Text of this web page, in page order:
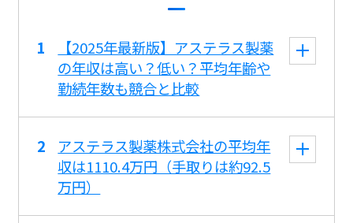
【2025年最新版】アステラス製薬
の年収は高い？低い？平均年齢や
勤続年数も競合と比較
アステラス製薬株式会社の平均年
収は1110.4万円（手取りは約92.5
万円）